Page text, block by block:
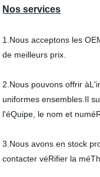
Nos services
1.Nous acceptons les
de meilleurs prix.
2.Nous pouvons offrir
uniformes ensembles.Il
l'éQuipe, le nom et
3.Nous avons en stock
contacter véRifier la